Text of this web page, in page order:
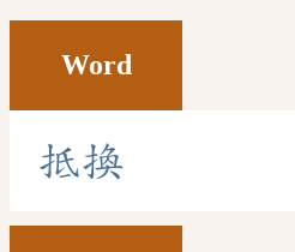
Word
抵換